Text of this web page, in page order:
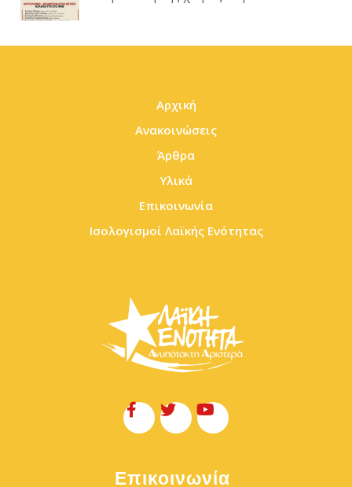
Αρχική
Ανακοινώσεις
Άρθρα
Υλικά
Επικοινωνία
Ισολογισμοί Λαϊκής Ενότητας
Επικοινωνία